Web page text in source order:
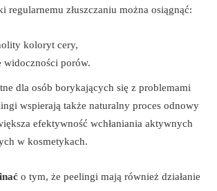
regularnemu złuszczaniu można osiągnąć:
koloryt cery,
widoczności porów.
dla osób borykających się z problemami
wspierają także naturalny proces odnowy
efektywność wchłaniania aktywnych
w kosmetykach.
o tym, że peelingi mają również działanie